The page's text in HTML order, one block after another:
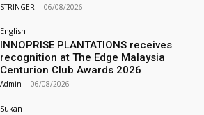
STRINGER - 06/08/2026
English
INNOPRISE PLANTATIONS receives
recognition at The Edge Malaysia
Centurion Club Awards 2026
Admin - 06/08/2026
Sukan